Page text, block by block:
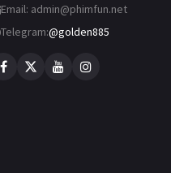
Email: admin@phimfun.net
Telegram:@golden885